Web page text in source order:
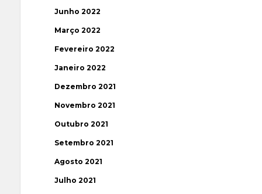
Junho 2022
Março 2022
Fevereiro 2022
Janeiro 2022
Dezembro 2021
Novembro 2021
Outubro 2021
Setembro 2021
Agosto 2021
Julho 2021